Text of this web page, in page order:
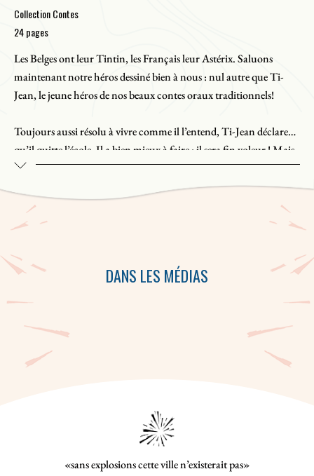
Collection Contes
24 pages
Les Belges ont leur Tintin, les Français leur Astérix. Saluons
maintenant notre héros dessiné bien à nous : nul autre que Ti-
Jean, le jeune héros de nos beaux contes oraux traditionnels!
Toujours aussi résolu à vivre comme il l’entend, Ti-Jean déclare
qu’il quitte l’école. Il a bien mieux à faire : il sera fin voleur ! Mais
le roi indigné veut prendre Ti-Jean à son propre jeu. «Tu voleras
cette nuit les draps du lit royal et les anneaux de la reine, sinon tu
seras pendu demain matin à la porte du château.» C’est tout un
défi, même pour un fin voleur ! Ti-Jean sauvera-t-il sa peau ?
DANS LES MÉDIAS
«sans explosions cette ville n’existerait pas»